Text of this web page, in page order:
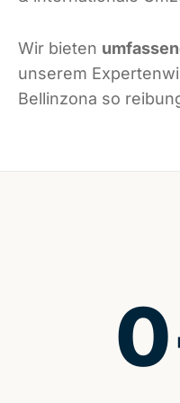
Wir bieten
unserem
Bellinzona so
0